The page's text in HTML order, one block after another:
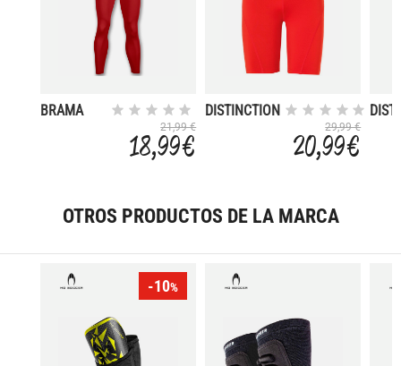
BRAMA
21,99 €
18,99 €
DISTINCTION
29,99 €
20,99 €
OTROS PRODUCTOS DE LA MARCA
-10%